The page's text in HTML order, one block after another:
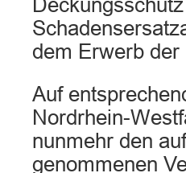
dem Erwerb
Auf
Nordrhein-
nunmehr den
genommenen